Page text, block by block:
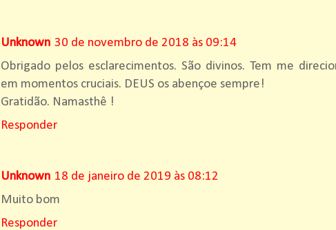
Unknown 30 de novembro de 2018 às 09:14
Obrigado pelos esclarecimentos. São divinos. Tem me
em momentos cruciais. DEUS os abençoe sempre!
Gratidão. Namasthê !
Responder
Unknown 18 de janeiro de 2019 às 08:12
Muito bom
Responder